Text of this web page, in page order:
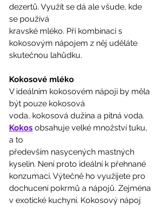
dezertů. Využít se dá ale všude, kde
se používá
kravské mléko. Při kombinaci s
kokosovým nápojem z něj uděláte
skutečnou lahůdku.
Kokosové mléko
V ideálním kokosovém nápoji by měla
být pouze kokosová
voda, kokosová dužina a pitná voda.
Kokos obsahuje velké množství tuku,
a to
především nasycených mastných
kyselin. Není proto ideální k přehnané
konzumaci. Výtečně ho využijete pro
dochucení pokrmů a nápojů. Zejména
v exotické kuchyni. Kokosový nápoj